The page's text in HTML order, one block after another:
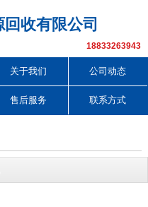
收有限公司
18833263943
关于我们 公司动态
售后服务 联系方式